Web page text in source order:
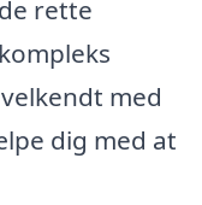
rette
med
dig med at